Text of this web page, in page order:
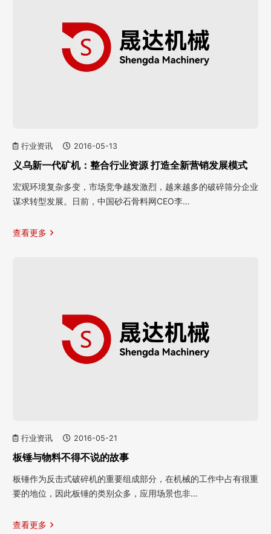
行业资讯 2016-05-13
义乌新一代矿机：整合行业资源 打造全新营销发展模式
宏观环境复杂多变，市场竞争越发激烈，越来越多的破碎筛分企业
谋求转型发展。日前，中国砂石骨料网CEO李…
查看更多
行业资讯 2016-05-21
板锤与物料不得不说的故事
板锤作为反击式破碎机的重要组成部分，在机械的工作中占有很重
要的地位，因此板锤的类别众多，应用场景也非…
查看更多